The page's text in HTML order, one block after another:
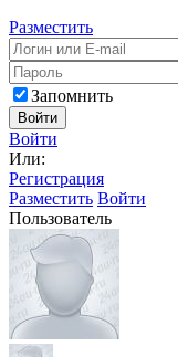
Разместить
Запомнить
Войти
Войти
Или:
Регистрация
Разместить Войти
Пользователь